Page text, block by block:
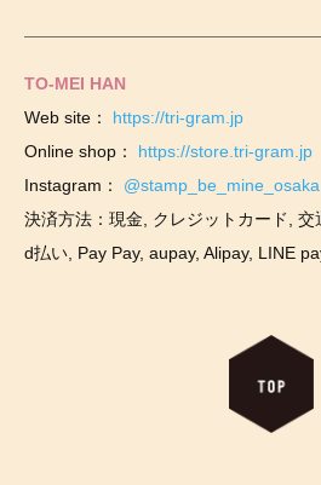
TO-MEI HAN
Web site： https://tri-gram.jp
Online shop： https://store.tri-gram.jp
Instagram： @stamp_be_mine_osaka
決済方法：現金, クレジットカード, 交
d払い, Pay Pay, aupay, Alipay, LINE